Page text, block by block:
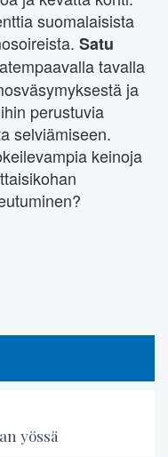
suomalaisista
Satu
tavalla
ja
perustuvia
selviämiseen.
keinoja
yössä